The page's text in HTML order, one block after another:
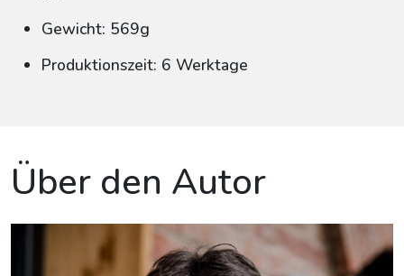
Gewicht: 569g
Produktionszeit: 6 Werktage
Über den Autor